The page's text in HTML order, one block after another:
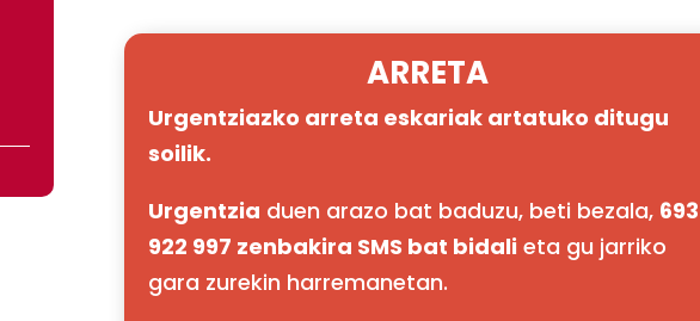
ARRETA
Urgentziazko arreta eskariak artatuko ditugu
soilik.
Urgentzia duen arazo bat baduzu, beti bezala, 693
922 997 zenbakira SMS bat bidalieta gu jarriko
gara zurekin harremanetan.